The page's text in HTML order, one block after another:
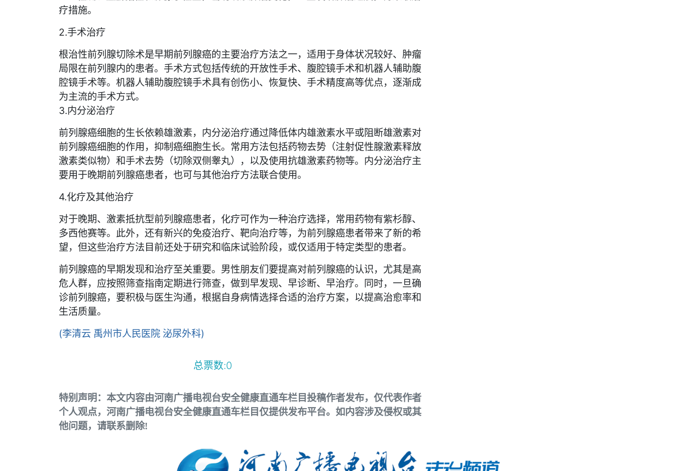
疗措施。
2.手术治疗
根治性前列腺切除术是早期前列腺癌的主要治疗方法之一，适用于身体状况较好、肿瘤
局限在前列腺内的患者。手术方式包括传统的开放性手术、腹腔镜手术和机器人辅助腹
腔镜手术等。机器人辅助腹腔镜手术具有创伤小、恢复快、手术精度高等优点，逐渐成
为主流的手术方式。
3.内分泌治疗
前列腺癌细胞的生长依赖雄激素，内分泌治疗通过降低体内雄激素水平或阻断雄激素对
前列腺癌细胞的作用，抑制癌细胞生长。常用方法包括药物去势（注射促性腺激素释放
激素类似物）和手术去势（切除双侧睾丸），以及使用抗雄激素药物等。内分泌治疗主
要用于晚期前列腺癌患者，也可与其他治疗方法联合使用。
4.化疗及其他治疗
对于晚期、激素抵抗型前列腺癌患者，化疗可作为一种治疗选择，常用药物有紫杉醇、
多西他赛等。此外，还有新兴的免疫治疗、靶向治疗等，为前列腺癌患者带来了新的希
望，但这些治疗方法目前还处于研究和临床试验阶段，或仅适用于特定类型的患者。
前列腺癌的早期发现和治疗至关重要。男性朋友们要提高对前列腺癌的认识，尤其是高
危人群，应按照筛查指南定期进行筛查，做到早发现、早诊断、早治疗。同时，一旦确
诊前列腺癌，要积极与医生沟通，根据自身病情选择合适的治疗方案，以提高治愈率和
生活质量。
(李清云 禹州市人民医院 泌尿外科)
总票数:0
特别声明：本文内容由河南广播电视台安全健康直通车栏目投稿作者发布，仅代表作者
个人观点，河南广播电视台安全健康直通车栏目仅提供发布平台。如内容涉及侵权或其
他问题，请联系删除!